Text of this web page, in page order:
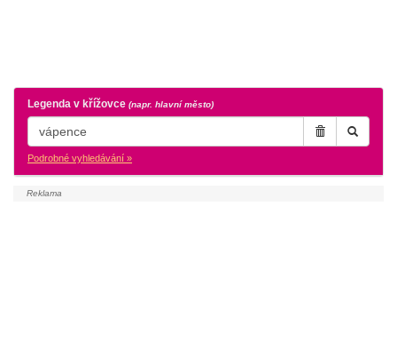
Legenda v křížovce (napr. hlavní město)
Podrobné vyhledávání »